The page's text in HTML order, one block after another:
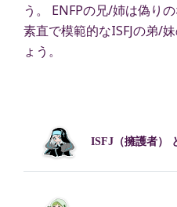
う。 ENFPの兄/姉は偽り
素直で模範的なISFJの弟/
ょう。
ISFJ （擁護者）